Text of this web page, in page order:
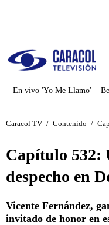
En vivo 'Yo Me Llamo'
Caracol TV / Contenido /
Capítulo 532:
despecho en
Vicente Fernández,
invitado de honor en